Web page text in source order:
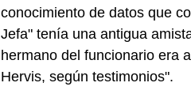
conocimiento de datos que
Jefa" tenía una antigua
hermano del funcionario era
Hervis, según testimonios".